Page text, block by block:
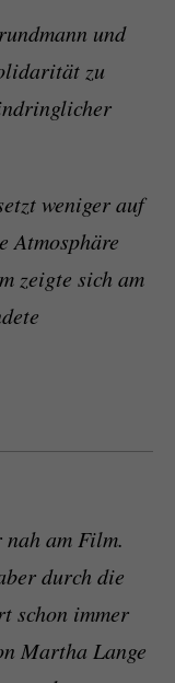
und
zu
weniger auf
Atmosphäre
zeigte sich am
am Film.
durch die
schon immer
Martha Lange